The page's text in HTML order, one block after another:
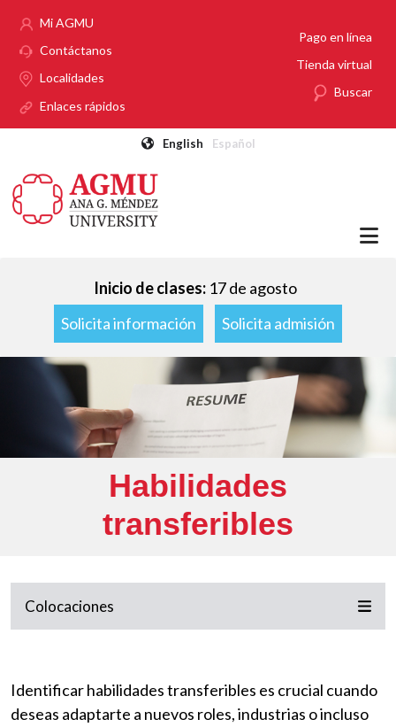
Mi AGMU
Contáctanos
Localidades
Enlaces rápidos
Pago en línea
Tienda virtual
Buscar
English Español
Inicio de clases: 17 de agosto
Solicita información
Solicita admisión
Habilidades
transferibles
Colocaciones
Identificar habilidades transferibles es crucial cuando
deseas adaptarte a nuevos roles, industrias o incluso